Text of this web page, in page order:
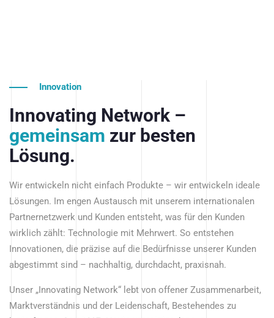
Innovation
Innovating Network –
gemeinsam zur besten
Lösung.
Wir entwickeln nicht einfach Produkte – wir entwickeln ideale
Lösungen. Im engen Austausch mit unserem internationalen
Partnernetzwerk und Kunden entsteht, was für den Kunden
wirklich zählt: Technologie mit Mehrwert. So entstehen
Innovationen, die präzise auf die Bedürfnisse unserer Kunden
abgestimmt sind – nachhaltig, durchdacht, praxisnah.
Unser „Innovating Network“ lebt von offener Zusammenarbeit,
Marktverständnis und der Leidenschaft, Bestehendes zu